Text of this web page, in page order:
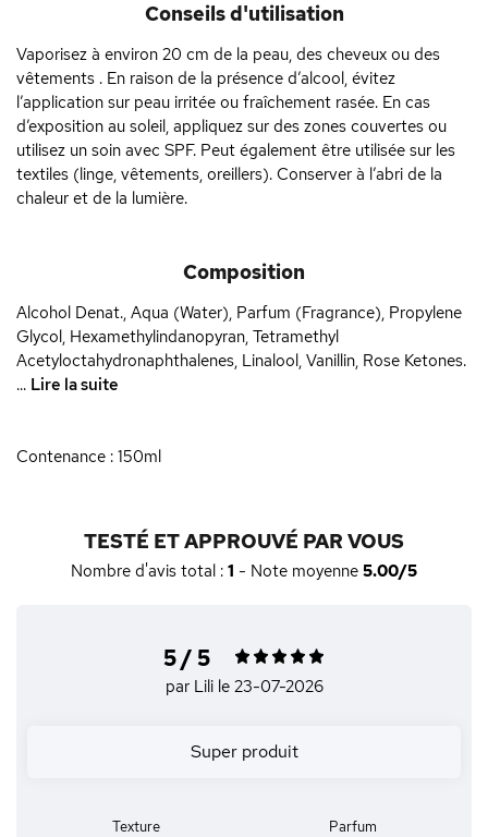
Conseils d'utilisation
Vaporisez à environ 20 cm de la peau, des cheveux ou des
vêtements . En raison de la présence d’alcool, évitez
l’application sur peau irritée ou fraîchement rasée. En cas
d’exposition au soleil, appliquez sur des zones couvertes ou
utilisez un soin avec SPF. Peut également être utilisée sur les
textiles (linge, vêtements, oreillers). Conserver à l’abri de la
chaleur et de la lumière.
Composition
Alcohol Denat., Aqua (Water), Parfum (Fragrance), Propylene
Glycol, Hexamethylindanopyran, Tetramethyl
Acetyloctahydronaphthalenes, Linalool, Vanillin, Rose Ketones.
... Lire la suite
Contenance : 150ml
TESTÉ ET APPROUVÉ PAR VOUS
Nombre d'avis total : 1 - Note moyenne 5.00/5
5 / 5
par Lili le 23-07-2026
Super produit
Texture Parfum